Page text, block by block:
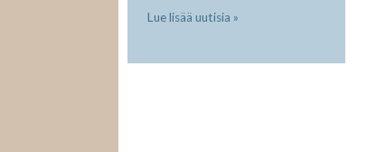
Lue lisää uutisia »